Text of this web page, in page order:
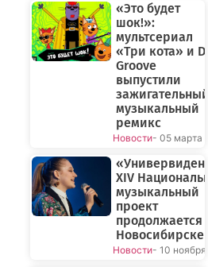
«Это будет
шок!»:
мультсериал
«Три кота» и
Groove
выпустили
музыкальный
ремикс
Новости- 05 марта
XIV
музыкальный
проект
продолжается
Новосибирске
Новости- 10 ноября